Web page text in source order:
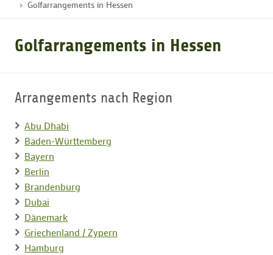
GOLF CARD
GOLF & WOMO
MALLORCA GOLFWOCHE
GOLF NEWS
Golfarrangements in Hessen
Golfarrangements in Hessen
Arrangements nach Region
Abu Dhabi
Baden-Württemberg
Bayern
Berlin
Brandenburg
Dubai
Dänemark
Griechenland / Zypern
Hamburg